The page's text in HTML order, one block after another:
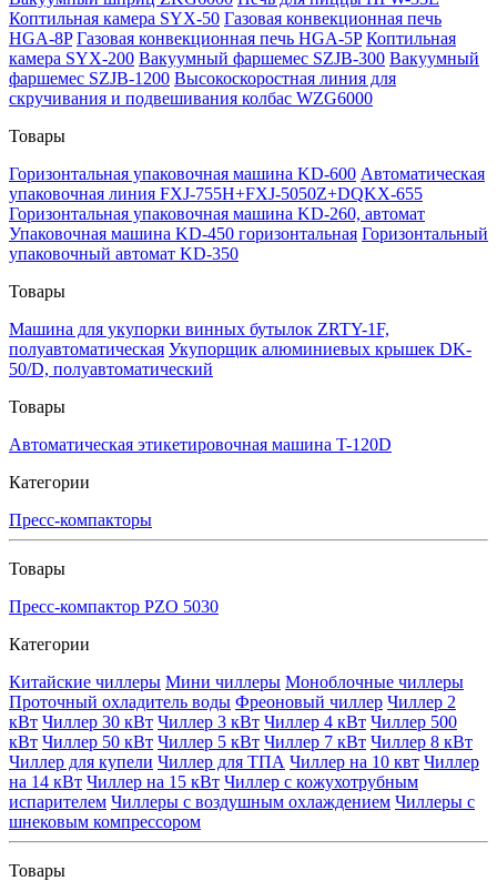
Коптильная камера SYX-50 Газовая конвекционная печь
HGA-8P Газовая конвекционная печь HGA-5P Коптильная
камера SYX-200 Вакуумный фаршемес SZJB-300 Вакуумный
фаршемес SZJB-1200 Высокоскоростная линия для
скручивания и подвешивания колбас WZG6000
Товары
Горизонтальная упаковочная машина KD-600 Автоматическая
упаковочная линия FXJ-755H+FXJ-5050Z+DQKX-655
Горизонтальная упаковочная машина KD-260, автомат
Упаковочная машина KD-450 горизонтальная Горизонтальный
упаковочный автомат KD-350
Товары
Машина для укупорки винных бутылок ZRTY-1F,
полуавтоматическая Укупорщик алюминиевых крышек DK-
50/D, полуавтоматический
Товары
Автоматическая этикетировочная машина T-120D
Категории
Пресс-компакторы
Товары
Пресс-компактор PZO 5030
Категории
Китайские чиллеры Мини чиллеры Моноблочные чиллеры
Проточный охладитель воды Фреоновый чиллер Чиллер 2
кВт Чиллер 30 кВт Чиллер 3 кВт Чиллер 4 кВт Чиллер 500
кВт Чиллер 50 кВт Чиллер 5 кВт Чиллер 7 кВт Чиллер 8 кВт
Чиллер для купели Чиллер для ТПА Чиллер на 10 квт Чиллер
на 14 кВт Чиллер на 15 кВт Чиллер с кожухотрубным
испарителем Чиллеры с воздушным охлаждением Чиллеры с
шнековым компрессором
Товары